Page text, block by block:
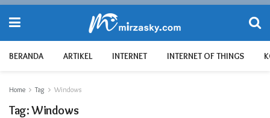
BERANDA ARTIKEL INTERNET INTERNET OF THINGS
Home Tag Windows
Tag:Windows